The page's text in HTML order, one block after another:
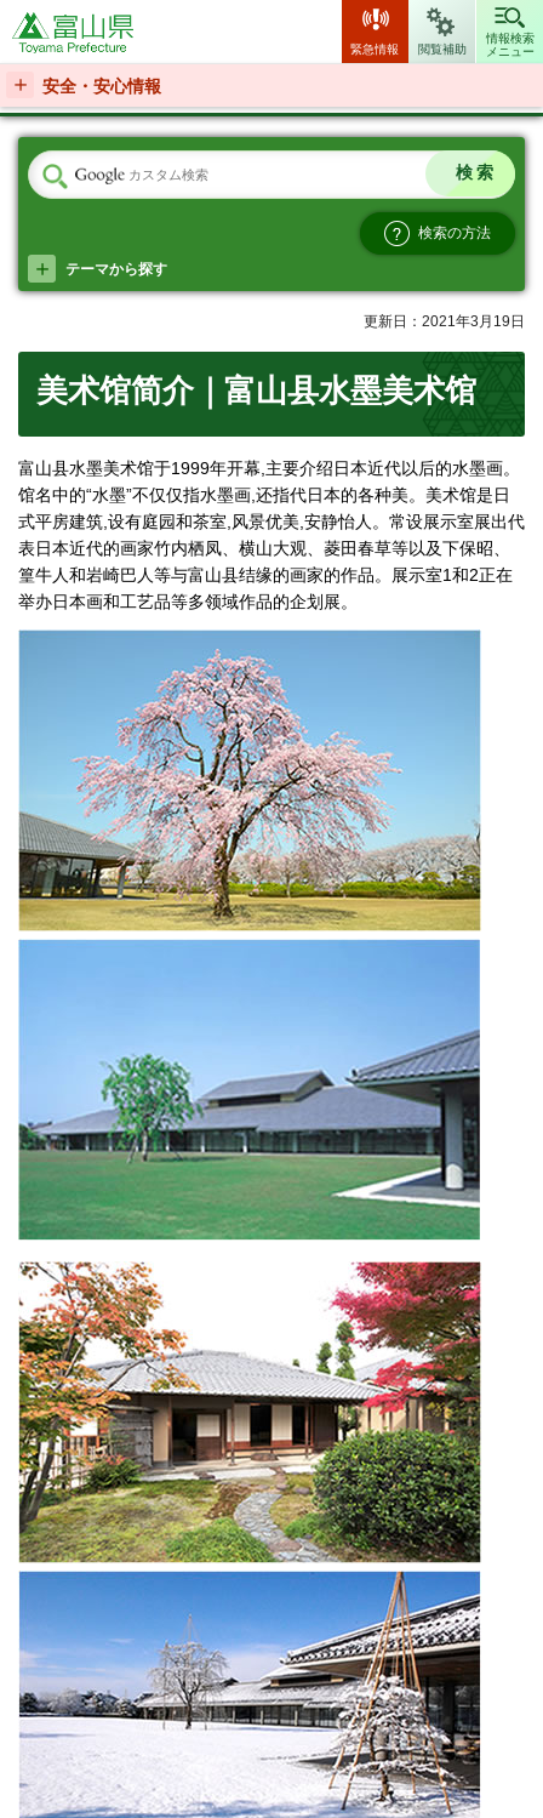
富山県
緊急情報 閲覧補助
情報検索
メニュー
安全・安心情報
検索の方法
テーマから探す
更新日：2021年3月19日
美术馆简介｜富山县水墨美术馆
富山县水墨美术馆于1999年开幕,主要介绍日本近代以后的水墨画。
馆名中的“水墨”不仅仅指水墨画,还指代日本的各种美。美术馆是日
式平房建筑,设有庭园和茶室,风景优美,安静怡人。常设展示室展出代
表日本近代的画家竹内栖凤、横山大观、菱田春草等以及下保昭、
篁牛人和岩崎巴人等与富山县结缘的画家的作品。展示室1和2正在
举办日本画和工艺品等多领域作品的企划展。